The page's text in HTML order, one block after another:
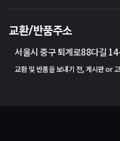
교환/반품주소
서울시 중구 퇴계로88다길
교환 및 반품을 보내기 전, 게시판 or